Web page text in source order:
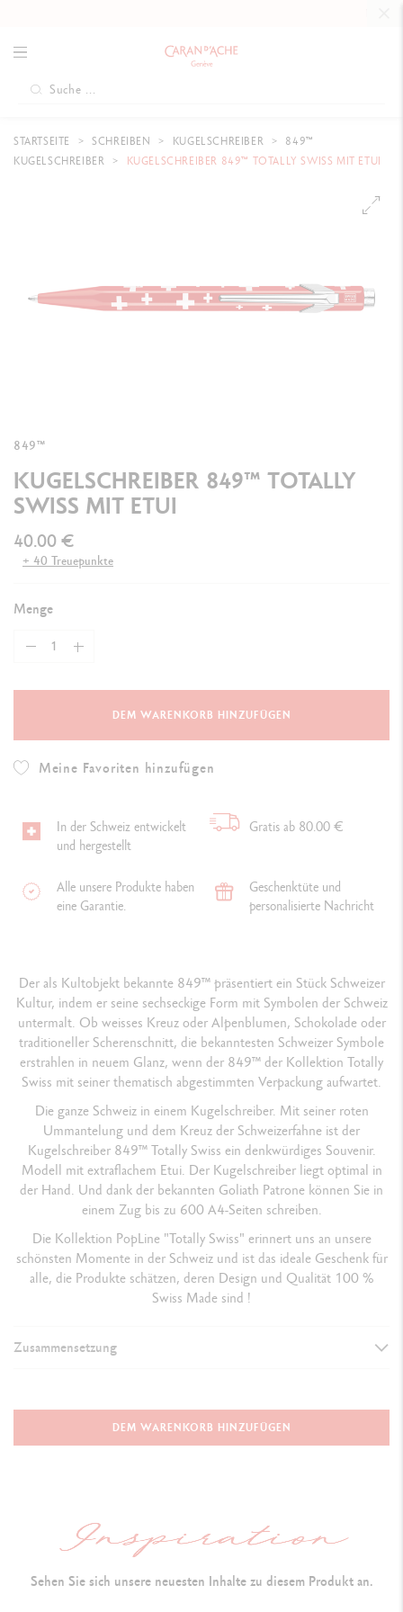
STARTSEITE SCHREIBEN KUGELSCHREIBER
849™
KUGELSCHREIBER
KUGELSCHREIBER 849™ TOTALLY SWISS MIT ETUI
849™
KUGELSCHREIBER 849™ TOTALLY
SWISS MIT ETUI
40.00 €
+ 40 Treuepunkte
Menge
DEM WARENKORB HINZUFÜGEN
Meine Favoriten hinzufügen
In der Schweiz entwickelt
und hergestellt
Gratis ab 80.00 €
Alle unsere Produkte haben
eine Garantie.
Geschenktüte und
personalisierte Nachricht
Der als Kultobjekt bekannte 849™ präsentiert ein Stück Schweizer
Kultur, indem er seine sechseckige Form mit Symbolen der Schweiz
untermalt. Ob weisses Kreuz oder Alpenblumen, Schokolade oder
traditioneller Scherenschnitt, die bekanntesten Schweizer Symbole
erstrahlen in neuem Glanz, wenn der 849™ der Kollektion Totally
Swiss mit seiner thematisch abgestimmten Verpackung aufwartet.
Die ganze Schweiz in einem Kugelschreiber. Mit seiner roten
Ummantelung und dem Kreuz der Schweizerfahne ist der
Kugelschreiber 849™ Totally Swiss ein denkwürdiges Souvenir.
Modell mit extraflachem Etui. Der Kugelschreiber liegt optimal in
der Hand. Und dank der bekannten Goliath Patrone können Sie in
einem Zug bis zu 600 A4-Seiten schreiben.
Die Kollektion PopLine "Totally Swiss" erinnert uns an unsere
schönsten Momente in der Schweiz und ist das ideale Geschenk für
alle, die Produkte schätzen, deren Design und Qualität 100 %
Swiss Made sind !
Zusammensetzung
Sechseckiger Schaft aus leichtem, robustem Aluminium
oten Ummantelung und dem Kreuz der Schweizerfahne
DEM WARENKORB HINZUFÜGEN
Sehen Sie sich unsere neuesten Inhalte zu diesem Produkt an.